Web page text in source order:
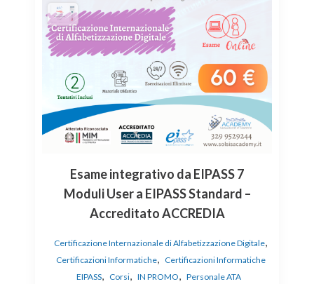
Esame integrativo da EIPASS 7
Moduli User a EIPASS Standard –
Accreditato ACCREDIA
Certificazione Internazionale di Alfabetizzazione Digitale
Certificazioni Informatiche,
Certificazioni Informatiche
EIPASS
Corsi IN PROMO Personale ATA